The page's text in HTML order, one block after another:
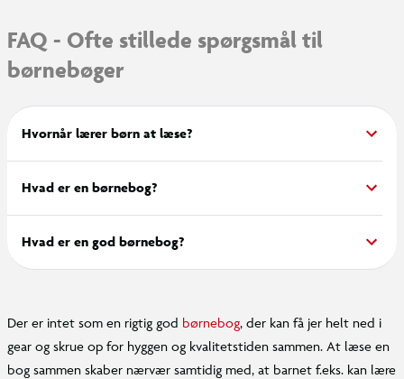
FAQ - Ofte stillede spørgsmål til
børnebøger
Hvornår lærer børn at læse?
Hvad er en børnebog?
Hvad er en god børnebog?
Der er intet som en rigtig god børnebog, der kan få jer helt ned i
gear og skrue op for hyggen og kvalitetstiden sammen. At læse en
bog sammen skaber nærvær samtidig med, at barnet f.eks. kan lære